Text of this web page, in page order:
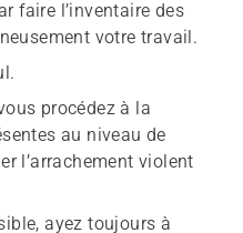
faire l’inventaire des
votre travail.
procédez à la
au niveau de
l’arrachement violent
ayez toujours à